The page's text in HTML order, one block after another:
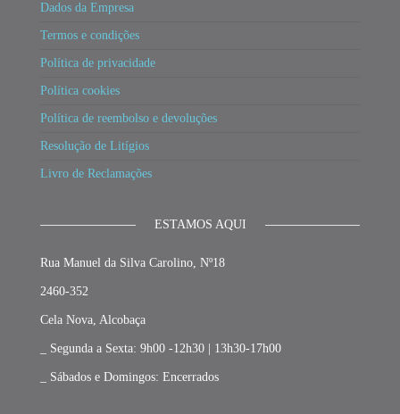
Dados da Empresa
Termos e condições
Política de privacidade
Política cookies
Política de reembolso e devoluções
Resolução de Litígios
Livro de Reclamações
ESTAMOS AQUI
Rua Manuel da Silva Carolino, Nº18
2460-352
Cela Nova, Alcobaça
_ Segunda a Sexta: 9h00 -12h30 | 13h30-17h00
_ Sábados e Domingos: Encerrados